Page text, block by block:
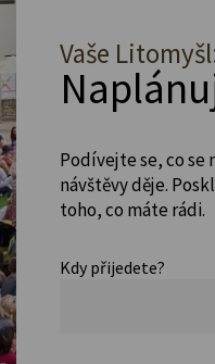
Vaše
Podívejte se, co se
návštěvy děje.
toho, co máte rádi.
Kdy přijedete?